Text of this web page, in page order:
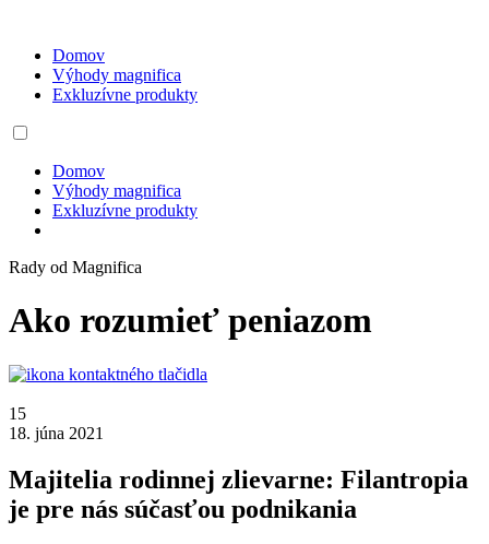
Domov
Výhody magnifica
Exkluzívne produkty
Domov
Výhody magnifica
Exkluzívne produkty
Rady od Magnifica
Ako rozumieť peniazom
15
18. júna 2021
Majitelia rodinnej zlievarne: Filantropia
je pre nás súčasťou podnikania